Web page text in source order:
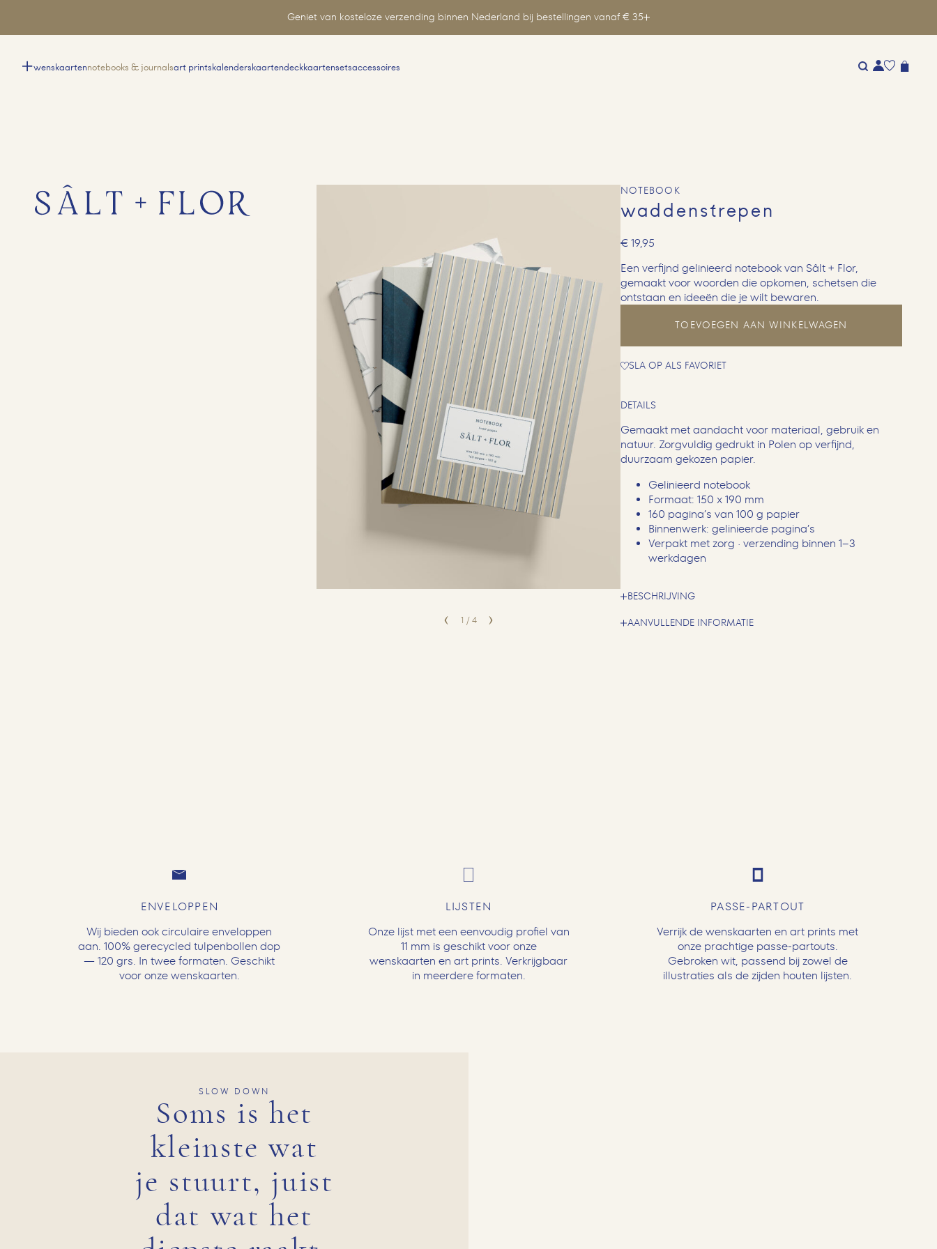
Geniet van kosteloze verzending binnen Nederland bij bestellingen vanaf € 35
wenskaartennotebooks & journalsart printskalenderskaartendeckkaartensetsaccessoires
1 / 4
NOTEBOOK
waddenstrepen
€19,95
Een verfijnd gelinieerd notebook van Sâlt + Flor,
gemaakt voor woorden die opkomen, schetsen die
ontstaan en ideeën die je wilt bewaren.
TOEVOEGEN AAN WINKELWAGEN
SLA OP ALS FAVORIET
DETAILS
Gemaakt met aandacht voor materiaal, gebruik en
natuur. Zorgvuldig gedrukt in Polen op verfijnd,
duurzaam gekozen papier.
Gelinieerd notebook
Formaat: 150 x 190 mm
160 pagina’s van 100 g papier
Binnenwerk: gelinieerde pagina’s
Verpakt met zorg · verzending binnen 1–3
werkdagen
BESCHRIJVING
AANVULLENDE INFORMATIE
ENVELOPPEN
Wij bieden ook circulaire enveloppen
aan. 100% gerecycled tulpenbollen dop
— 120 grs. In twee formaten. Geschikt
voor onze wenskaarten.
LIJSTEN
Onze lijst met een eenvoudig profiel van
11 mm is geschikt voor onze
wenskaarten en art prints. Verkrijgbaar
in meerdere formaten.
PASSE-PARTOUT
Verrijk de wenskaarten en art prints met
onze prachtige passe-partouts.
Gebroken wit, passend bij zowel de
illustraties als de zijden houten lijsten.
SLOW DOWN
Soms is het
kleinste wat
je stuurt, juist
dat wat het